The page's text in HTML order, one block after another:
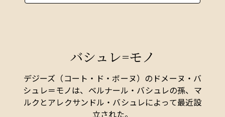
タール（20の畑が存在）。
少量の白ワインも生産されていますが、大部分は
インであり、果実を上手に管理するためには繊細
な手法が求められます。通常、最適に飲まれるの
は3～5年熟成後です。
バシュレ=モノ
デジーズ（コート・ド・ボーヌ）のドメーヌ・バ
シュレ＝モノは、ベルナール・バシュレの孫、マ
ルクとアレクサンドル・バシュレによって最近設
立された。